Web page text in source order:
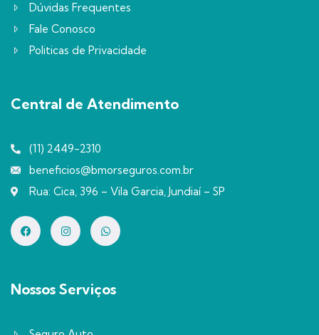
Dúvidas Frequentes
Fale Conosco
Politicas de Privacidade
Central de Atendimento
(11) 2449-2310
beneficios@bmorseguros.com.br
Rua: Cica, 396 – Vila Garcia, Jundiaí – SP
Nossos Serviços